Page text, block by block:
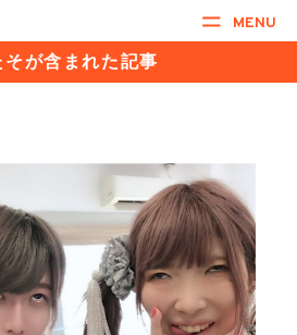
MENU
そが含まれた記事